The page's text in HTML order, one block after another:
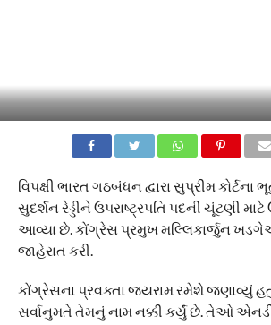
વિપક્ષી ભારત ગઠબંધન દ્વારા સુપ્રીમ કોર્ટના
સુદર્શન રેડ્ડીને ઉપરાષ્ટ્રપતિ પદની ચૂંટણી
આવ્યા છે. કોંગ્રેસ પ્રમુખ મલ્લિકાર્જુન
જાહેરાત કરી.
કોંગ્રેસના પ્રવક્તા જયરામ રમેશે જણાવ્યું
સર્વાનુમતે તેમનું નામ નક્કી કર્યું છે. તેઓ